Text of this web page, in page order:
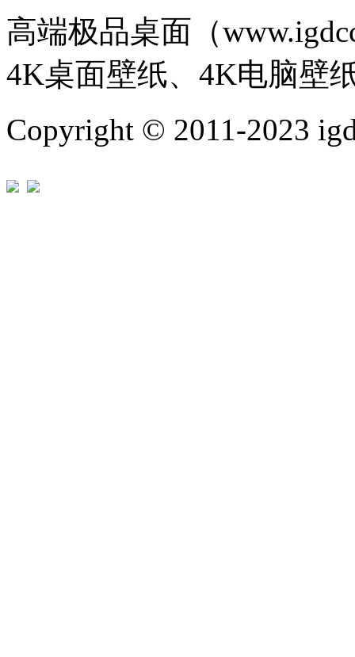
高端极品桌面（
4K桌面壁纸、4K电脑壁
Copyright © 2011-2023